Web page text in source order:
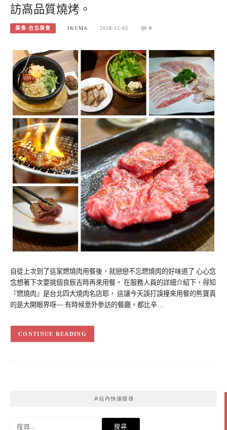
訪高品質燒烤。
美食-台北美食 IKUMA 2018-12-03 0
自從上次到了這家燃燒肉用餐後，就戀戀不忘燃燒肉的好味道了 心心念
念想著下次要挑個良辰吉時再來用餐。 在服務人員的詳細介紹下，得知
『燃燒肉』是台北四大燒肉名店耶， 這讓今天誤打誤撞來用餐的熊寶真
的是大開眼界呀~~ 有時候意外參訪的餐廳，都比辛…
CONTINUE READING
🔎站內快速搜尋